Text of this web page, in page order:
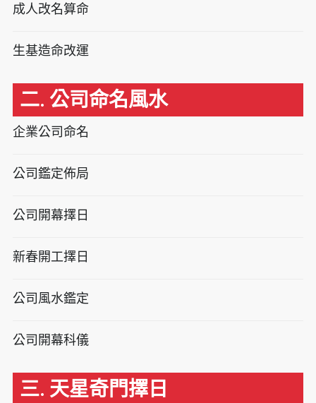
成人改名算命
生基造命改運
二. 公司命名風水
企業公司命名
公司鑑定佈局
公司開幕擇日
新春開工擇日
公司風水鑑定
公司開幕科儀
三. 天星奇門擇日